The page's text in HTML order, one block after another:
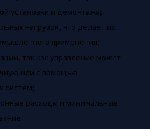
установки и демонтажа;
нагрузок, что делает их
применения;
так как управление может
или с помощью
систем;
расходы и минимальные